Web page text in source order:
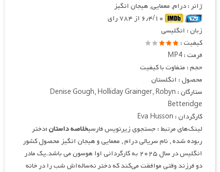
ژانر : درام, معمایی, هیجان انگیز
زبان : انگلیسی
کیفیت :
فرمت : MP4
حجم : متفاوت با کیفیت
محصول : انگلستان
ستارگان : Denise Gough, Holliday Grainger, Robyn
Betteridge
کارگردان : Eva Husson
لینک‌های مرتبط : جستجوی زیرنویس فارسیخلاصه داستان :دختر
ربوده شده , نام سریالی درام , معمایی و هیجان انگیز محصول کشور
انگلیس در سال ۲۰۲۵ به کارگردانی اوا هوسون می باشد.یک مادر
دو فرزند وقتی موافقت می‌کند که دختر نه‌ساله‌اش شب را در خانه